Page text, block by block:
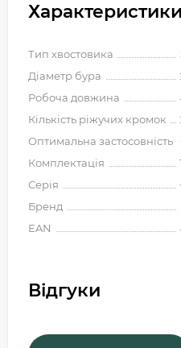
Характеристики
Тип хвостовика
Діаметр бура
Робоча довжина
Кількість ріжучих кромок
Оптимальна застосовність
Комплектація
Серія
Бренд
EAN
Відгуки